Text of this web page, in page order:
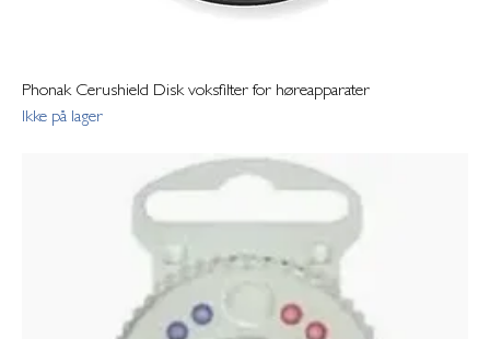
Phonak Cerushield Disk voksfilter for høreapparater
Ikke på lager